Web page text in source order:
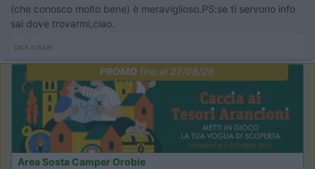
(che conosco molto bene) è meraviglioso.PS:se ti servono info
sai dove trovarmi,ciao.
jack russel
PROMO fino al 27/08/26
Area Sosta Camper Orobie